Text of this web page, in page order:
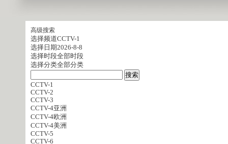
高级搜索
选择频道CCTV-1
选择日期2026-8-8
选择时段全部时段
选择分类全部分类
CCTV-1
CCTV-2
CCTV-3
CCTV-4亚洲
CCTV-4欧洲
CCTV-4美洲
CCTV-5
CCTV-6